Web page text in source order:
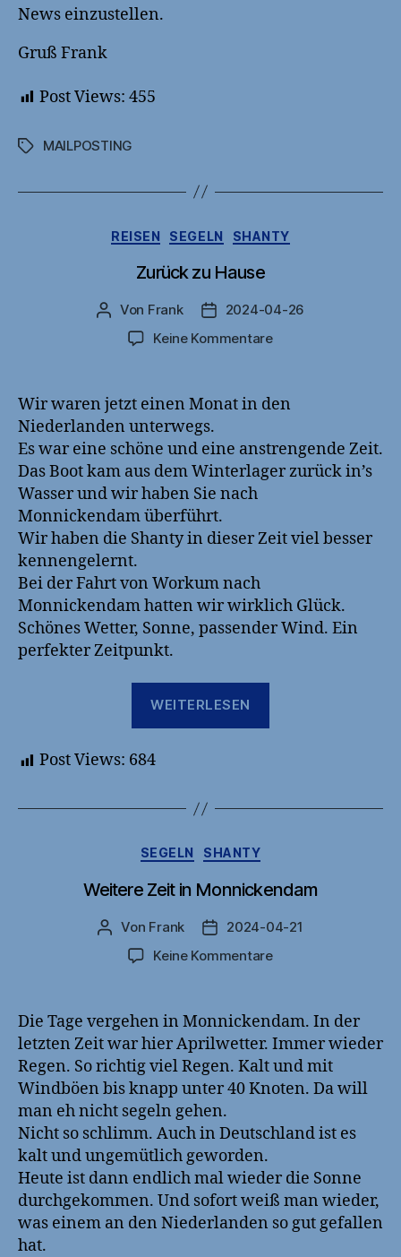
News einzustellen.
Gruß Frank
Post Views: 455
Schlagwörter
MAILPOSTING
Kategorien
REISEN SEGELN SHANTY
Zurück zu Hause
Beitragsautor
Von Frank Veröffentlichungsdatum
2024-04-26
Keine Kommentarezu
Hause
Wir waren jetzt einen Monat in den
Niederlanden unterwegs.
Es war eine schöne und eine anstrengende Zeit.
Das Boot kam aus dem Winterlager zurück in’s
Wasser und wir haben Sie nach
Monnickendam überführt.
Wir haben die Shanty in dieser Zeit viel besser
kennengelernt.
Bei der Fahrt von Workum nach
Monnickendam hatten wir wirklich Glück.
Schönes Wetter, Sonne, passender Wind. Ein
perfekter Zeitpunkt.
WEITERLESEN
Post Views: 684
Kategorien
SEGELN SHANTY
Weitere Zeit in Monnickendam
Beitragsautor
Von Frank Veröffentlichungsdatum
2024-04-21
Keine Kommentarezu
in
Monnickendam
Die Tage vergehen in Monnickendam. In der
letzten Zeit war hier Aprilwetter. Immer wieder
Regen. So richtig viel Regen. Kalt und mit
Windböen bis knapp unter 40 Knoten. Da will
man eh nicht segeln gehen.
Nicht so schlimm. Auch in Deutschland ist es
kalt und ungemütlich geworden.
Heute ist dann endlich mal wieder die Sonne
durchgekommen. Und sofort weiß man wieder,
was einem an den Niederlanden so gut gefallen
hat.